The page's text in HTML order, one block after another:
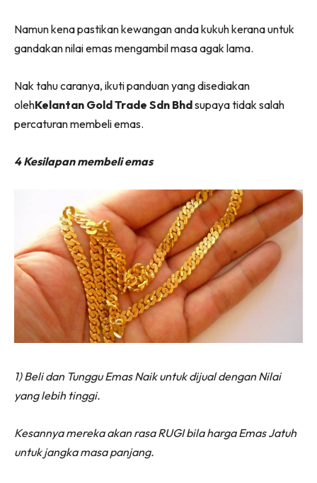
Namun kena pastikan kewangan anda kukuh kerana untuk
gandakan nilai emas mengambil masa agak lama.
Nak tahu caranya, ikuti panduan yang disediakan
olehKelantan Gold Trade Sdn Bhdsupaya tidak salah
percaturan membeli emas.
4 Kesilapan membeli emas
1) Beli dan Tunggu Emas Naik untuk dijual dengan Nilai
yang lebih tinggi.
Kesannya mereka akan rasa RUGI bila harga Emas Jatuh
untuk jangka masa panjang.